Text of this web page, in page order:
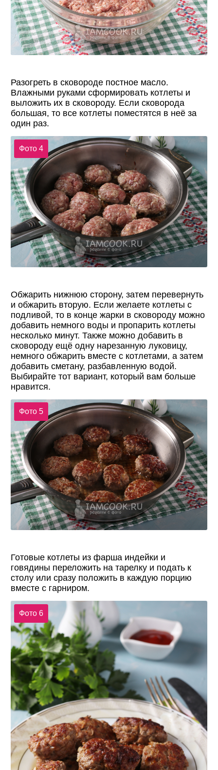
Разогреть в сковороде постное масло.
Влажными руками сформировать котлеты и
выложить их в сковороду. Если сковорода
большая, то все котлеты поместятся в неё за
один раз.
Фото 4
Обжарить нижнюю сторону, затем перевернуть
и обжарить вторую. Если желаете котлеты с
подливой, то в конце жарки в сковороду можно
добавить немного воды и пропарить котлеты
несколько минут. Также можно добавить в
сковороду ещё одну нарезанную луковицу,
немного обжарить вместе с котлетами, а затем
добавить сметану, разбавленную водой.
Выбирайте тот вариант, который вам больше
нравится.
Фото 5
Готовые котлеты из фарша индейки и
говядины переложить на тарелку и подать к
столу или сразу положить в каждую порцию
вместе с гарниром.
Фото 6